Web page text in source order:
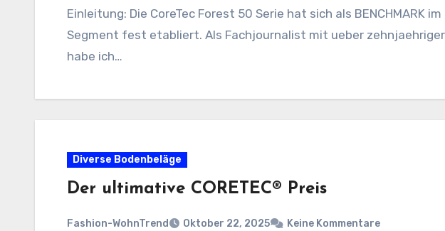
Einleitung: Die CoreTec Forest 50 Serie hat sich als BENCHMARK
Segment fest etabliert. Als Fachjournalist mit ueber
habe ich…
Diverse Bodenbeläge
Der ultimative CORETEC® Preis
Fashion-WohnTrend Oktober 22, 2025 Keine Kommentare